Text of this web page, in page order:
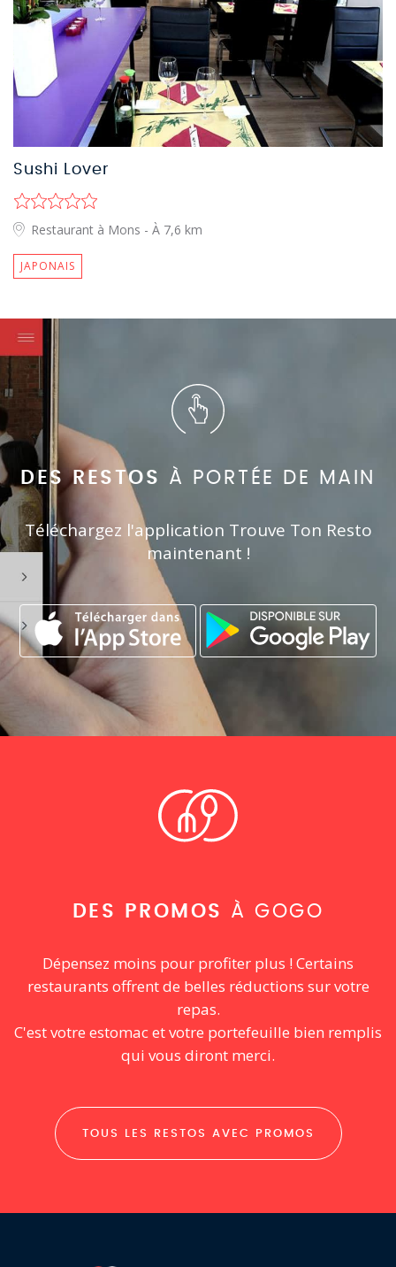
Sushi Lover
Restaurant à Mons - À 7,6 km
JAPONAIS
DES RESTOS À PORTÉE DE MAIN
Téléchargez l'application Trouve Ton Resto
maintenant !
DES PROMOS À GOGO
Dépensez moins pour profiter plus ! Certains
restaurants offrent de belles réductions sur votre
repas.
C'est votre estomac et votre portefeuille bien remplis
qui vous diront merci.
TOUS LES RESTOS AVEC PROMOS